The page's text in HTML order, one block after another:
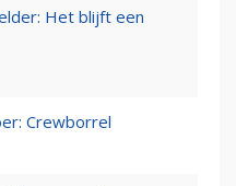
Het blijft een
Crewborrel